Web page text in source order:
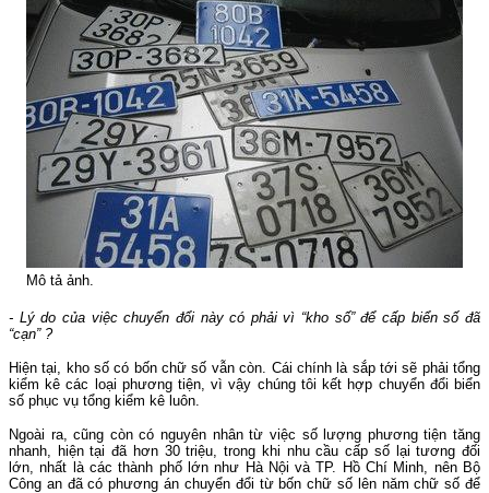
Mô tả ảnh.
- Lý do của việc chuyển đổi này có phải vì “kho số” để cấp biển số đã
“cạn” ?
Hiện tại, kho số có bốn chữ số vẫn còn. Cái chính là sắp tới sẽ phải tổng
kiểm kê các loại phương tiện, vì vậy chúng tôi kết hợp chuyển đổi biển
số phục vụ tổng kiểm kê luôn.
Ngoài ra, cũng còn có nguyên nhân từ việc số lượng phương tiện tăng
nhanh, hiện tại đã hơn 30 triệu, trong khi nhu cầu cấp số lại tương đối
lớn, nhất là các thành phố lớn như Hà Nội và TP. Hồ Chí Minh, nên Bộ
Công an đã có phương án chuyển đổi từ bốn chữ số lên năm chữ số để